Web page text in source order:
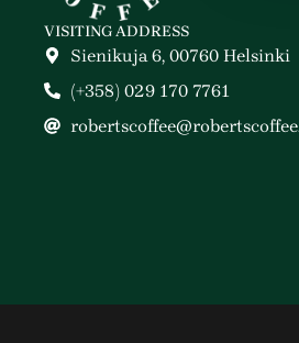
VISITING ADDRESS
Sienikuja 6, 00760 Helsinki
(+358) 029 170 7761